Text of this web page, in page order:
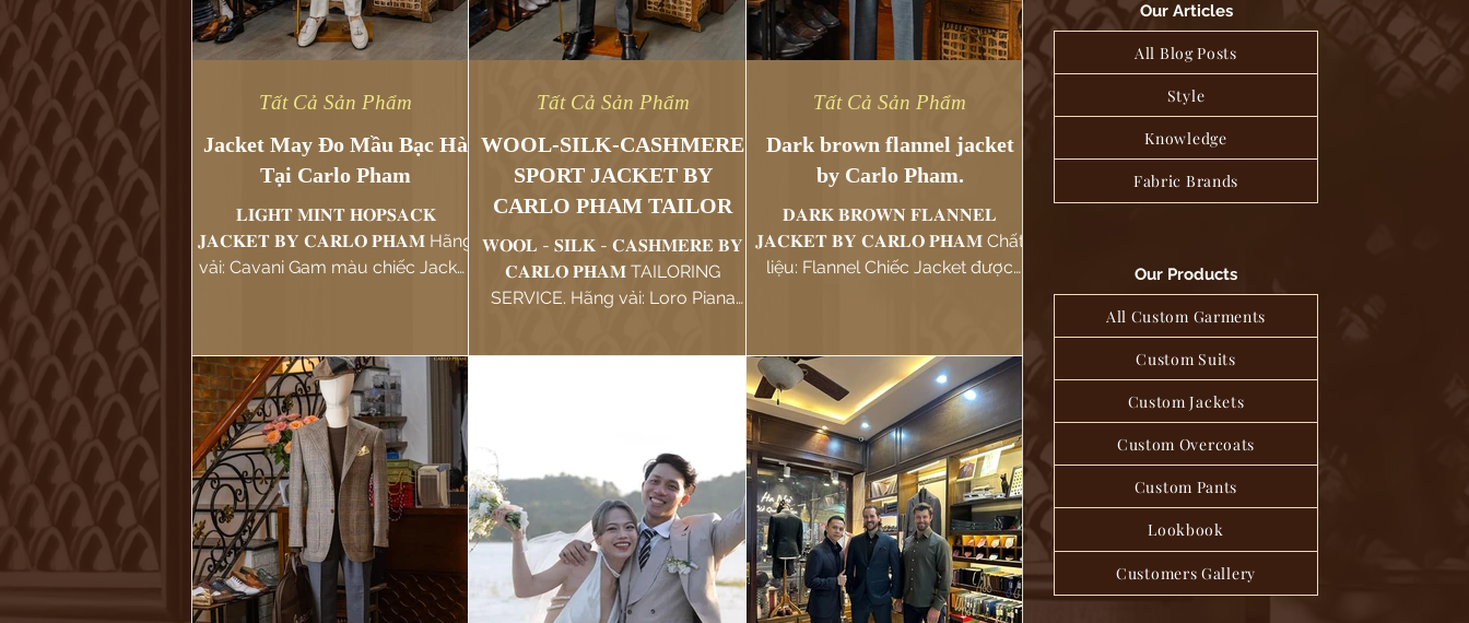
Jacket May Đo Mầu Bạc Hà
Tại Carlo Pham
𝐋𝐈𝐆𝐇𝐓 𝐌𝐈𝐍𝐓 𝐇𝐎𝐏𝐒𝐀𝐂𝐊
𝐉𝐀𝐂𝐊𝐄𝐓 𝐁𝐘 𝐂𝐀𝐑𝐋𝐎 𝐏𝐇𝐀𝐌 Hãng
vải: Cavani Gam màu chiếc Jacket
Tất Cả Sản Phẩm
WOOL-SILK-CASHMERE
SPORT JACKET BY
CARLO PHAM TAILOR
𝐖𝐎𝐎𝐋 - 𝐒𝐈𝐋𝐊 - 𝐂𝐀𝐒𝐇𝐌𝐄𝐑𝐄 𝐁𝐘
𝐂𝐀𝐑𝐋𝐎 𝐏𝐇𝐀𝐌 TAILORING
SERVICE. Hãng vải: Loro Piana
Tất Cả Sản Phẩm
Dark brown flannel jacket
by Carlo Pham.
𝐃𝐀𝐑𝐊 𝐁𝐑𝐎𝐖𝐍 𝐅𝐋𝐀𝐍𝐍𝐄𝐋
𝐉𝐀𝐂𝐊𝐄𝐓 𝐁𝐘 𝐂𝐀𝐑𝐋𝐎 𝐏𝐇𝐀𝐌 Chất
liệu: Flannel Chiếc Jacket được
Tất Cả Sản Phẩm
Our Articles
All Blog Posts
Style
Knowledge
Fabric Brands
Our Products
All Custom Garments
Custom Suits
Custom Jackets
Custom Overcoats
Custom Pants
Lookbook
Customers Gallery